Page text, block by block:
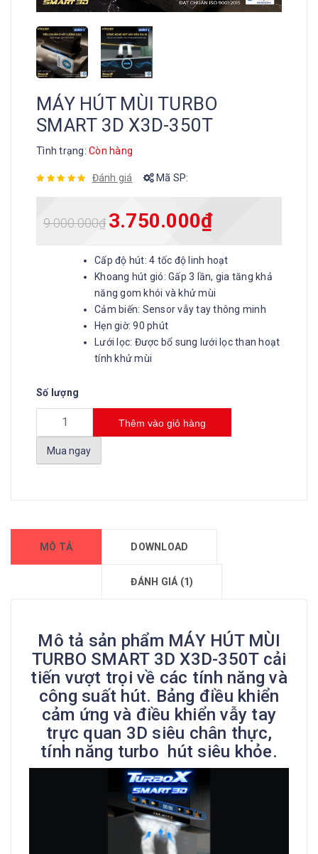
MÁY HÚT MÙI TURBO
SMART 3D X3D-350T
Tình trạng: Còn hàng
Đánh giá Mã SP:
9.000.000₫ 3.750.000₫
Cấp độ hút: 4 tốc độ linh hoạt
Khoang hút gió: Gấp 3 lần, gia tăng khả
năng gom khói và khử mùi
Cảm biến: Sensor vẫy tay thông minh
Hẹn giờ: 90 phút
Lưới lọc: Được bổ sung lưới lọc than hoạt
tính khử mùi
Số lượng
Thêm vào giỏ hàng
Mua ngay
MÔ TẢ DOWNLOAD
ĐÁNH GIÁ (1)
Mô tả sản phẩm MÁY HÚT MÙI
TURBO SMART 3D X3D-350T cải
tiến vượt trọi về các tính năng và
công suất hút. Bảng điều khiển
cảm ứng và điều khiển vẫy tay
trực quan 3D siêu chân thực,
tính năng turbo hút siêu khỏe.